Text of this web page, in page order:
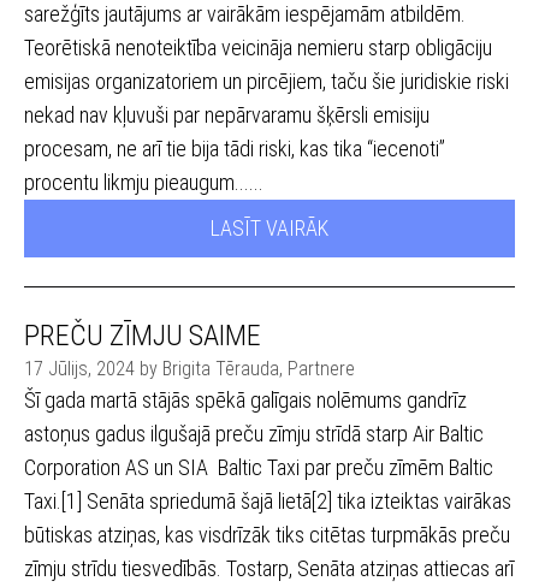
sarežģīts jautājums ar vairākām iespējamām atbildēm.
Teorētiskā nenoteiktība veicināja nemieru starp obligāciju
emisijas organizatoriem un pircējiem, taču šie juridiskie riski
nekad nav kļuvuši par nepārvaramu šķērsli emisiju
procesam, ne arī tie bija tādi riski, kas tika “iecenoti”
procentu likmju pieaugum......
LASĪT VAIRĀK
PREČU ZĪMJU SAIME
17 Jūlijs, 2024 by Brigita Tērauda, Partnere
Šī gada martā stājās spēkā galīgais nolēmums gandrīz
astoņus gadus ilgušajā preču zīmju strīdā starp Air Baltic
Corporation AS un SIA Baltic Taxi par preču zīmēm Baltic
Taxi.[1] Senāta spriedumā šajā lietā[2] tika izteiktas vairākas
būtiskas atziņas, kas visdrīzāk tiks citētas turpmākās preču
zīmju strīdu tiesvedībās. Tostarp, Senāta atziņas attiecas arī